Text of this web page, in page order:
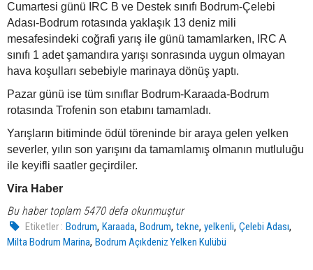
Cumartesi günü IRC B ve Destek sınıfı Bodrum-Çelebi
Adası-Bodrum rotasında yaklaşık 13 deniz mili
mesafesindeki coğrafi yarış ile günü tamamlarken, IRC A
sınıfı 1 adet şamandıra yarışı sonrasında uygun olmayan
hava koşulları sebebiyle marinaya dönüş yaptı.
Pazar günü ise tüm sınıflar Bodrum-Karaada-Bodrum
rotasında Trofenin son etabını tamamladı.
Yarışların bitiminde ödül töreninde bir araya gelen yelken
severler, yılın son yarışını da tamamlamış olmanın mutluluğu
ile keyifli saatler geçirdiler.
Vira Haber
Bu haber toplam 5470 defa okunmuştur
Etiketler : Bodrum,Karaada,Bodrum,tekne,yelkenli,Çelebi Adası,
Milta Bodrum Marina, Bodrum Açıkdeniz Yelken Kulübü